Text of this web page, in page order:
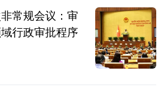
常规会议：审
行政审批程序